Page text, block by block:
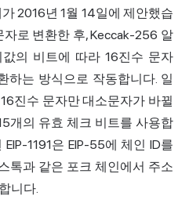
2016년 1월 14일에 제안했습
로 변환한 후, Keccak-256 알
의 비트에 따라 16진수 문자
하는 방식으로 작동합니다. 일
진수 문자만 대소문자가 바뀔
개의 유효 체크 비트를 사용합
1191은 EIP-55에 체인 ID를
톡과 같은 포크 체인에서 주소
니다.